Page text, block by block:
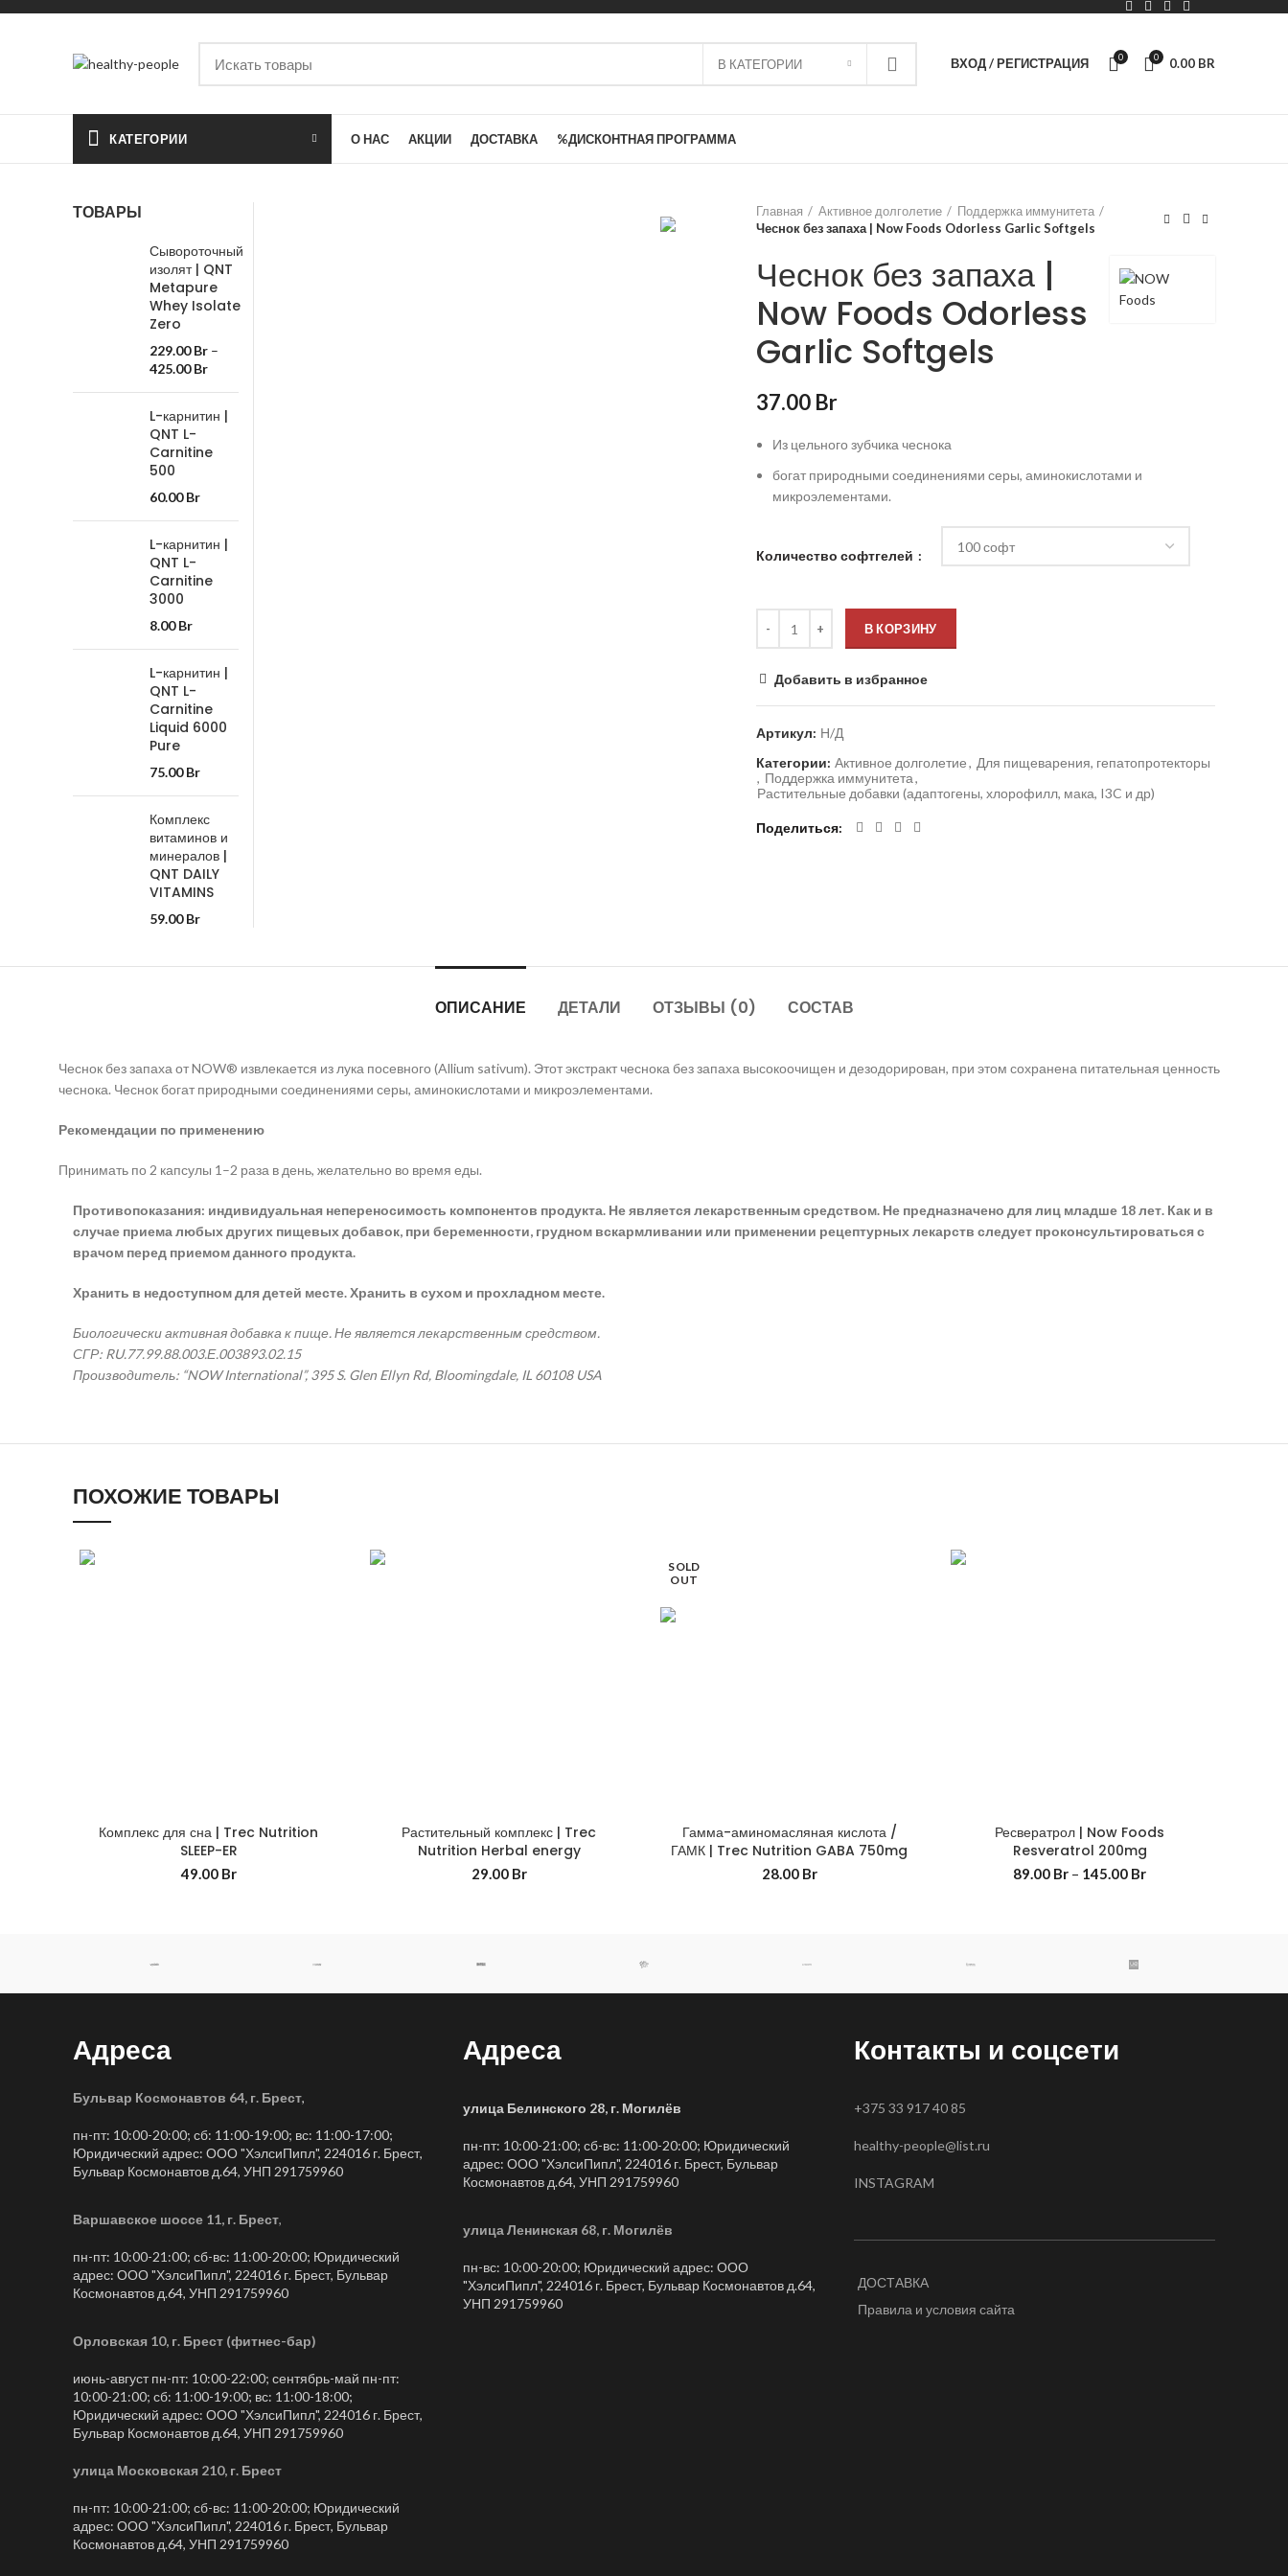
В КАТЕГОРИИ ВХОД / РЕГИСТРАЦИЯ 0 0 0.00 BR
КАТЕГОРИИ О НАС АКЦИИ ДОСТАВКА %ДИСКОНТНАЯ ПРОГРАММА
Главная Активное долголетие
Поддержка иммунитета
Чеснок без запаха | Now Foods Odorless Garlic Softgels
Чеснок без запаха |
Now Foods Odorless
Garlic Softgels
37.00 Br
Из цельного зубчика чеснока
богат природными соединениями серы, аминокислотами и
микроэлементами.
Количество софтгелей
В КОРЗИНУ
Добавить в избранное
Артикул: Н/Д
Категории: Активное долголетие, Для пищеварения, гепатопротекторы
, Поддержка иммунитета,
Растительные добавки (адаптогены, хлорофилл, мака, I3C и др)
Поделиться
ТОВАРЫ
Сывороточный
изолят | QNT
Metapure
Whey Isolate
Zero
229.00Br –
425.00Br
L-карнитин |
QNT L-
Carnitine
500
60.00Br
L-карнитин |
QNT L-
Carnitine
3000
8.00Br
L-карнитин |
QNT L-
Carnitine
Liquid 6000
Pure
75.00Br
Комплекс
витаминов и
минералов |
QNT DAILY
VITAMINS
59.00Br
ОПИСАНИЕ ДЕТАЛИ ОТЗЫВЫ (0) СОСТАВ
Чеснок без запаха от NOW® извлекается из лука посевного (Allium sativum). Этот экстракт чеснока без запаха высокоочищен и дезодорирован, при этом сохранена питательная ценность
чеснока. Чеснок богат природными соединениями серы, аминокислотами и микроэлементами.
Рекомендации по применению
Принимать по 2 капсулы 1–2 раза в день, желательно во время еды.
Противопоказания: индивидуальная непереносимость компонентов продукта. Не является лекарственным средством. Не предназначено для лиц младше 18 лет. Как и в
случае приема любых других пищевых добавок, при беременности, грудном вскармливании или применении рецептурных лекарств следует проконсультироваться с
врачом перед приемом данного продукта.
Хранить в недоступном для детей месте. Хранить в сухом и прохладном месте.
Биологически активная добавка к пище. Не является лекарственным средством.
СГР: RU.77.99.88.003.Е.003893.02.15
Производитель: “NOW International”, 395 S. Glen Ellyn Rd, Bloomingdale, IL 60108 USA
ПОХОЖИЕ ТОВАРЫ
Комплекс для сна | Trec Nutrition
SLEEP-ER
49.00 Br
Растительный комплекс | Trec
Nutrition Herbal energy
29.00 Br
SOLD
OUT
Гамма-аминомасляная кислота /
ГАМК | Trec Nutrition GABA 750mg
28.00 Br
Ресвератрол | Now Foods
Resveratrol 200mg
89.00 Br – 145.00 Br
Адреса
Бульвар Космонавтов 64, г. Брест,
пн-пт: 10:00-20:00; сб: 11:00-19:00; вс: 11:00-17:00;
Юридический адрес: ООО "ХэлсиПипл", 224016 г. Брест,
Бульвар Космонавтов д.64, УНП 291759960
Варшавское шоссе 11, г. Брест,
пн-пт: 10:00-21:00; сб-вс: 11:00-20:00; Юридический
адрес: ООО "ХэлсиПипл", 224016 г. Брест, Бульвар
Космонавтов д.64, УНП 291759960
Орловская 10, г. Брест (фитнес-бар)
июнь-август пн-пт: 10:00-22:00; сентябрь-май пн-пт:
10:00-21:00; сб: 11:00-19:00; вс: 11:00-18:00;
Юридический адрес: ООО "ХэлсиПипл", 224016 г. Брест,
Бульвар Космонавтов д.64, УНП 291759960
улица Московская 210, г. Брест
пн-пт: 10:00-21:00; сб-вс: 11:00-20:00; Юридический
адрес: ООО "ХэлсиПипл", 224016 г. Брест, Бульвар
Космонавтов д.64, УНП 291759960
Адреса
улица Белинского 28, г. Могилёв
пн-пт: 10:00-21:00; сб-вс: 11:00-20:00; Юридический
адрес: ООО "ХэлсиПипл", 224016 г. Брест, Бульвар
Космонавтов д.64, УНП 291759960
улица Ленинская 68, г. Могилёв
пн-вс: 10:00-20:00; Юридический адрес: ООО
"ХэлсиПипл", 224016 г. Брест, Бульвар Космонавтов д.64,
УНП 291759960
Контакты и соцсети
+375 33 917 40 85
healthy-people@list.ru
INSTAGRAM
ДОСТАВКА
Правила и условия сайта